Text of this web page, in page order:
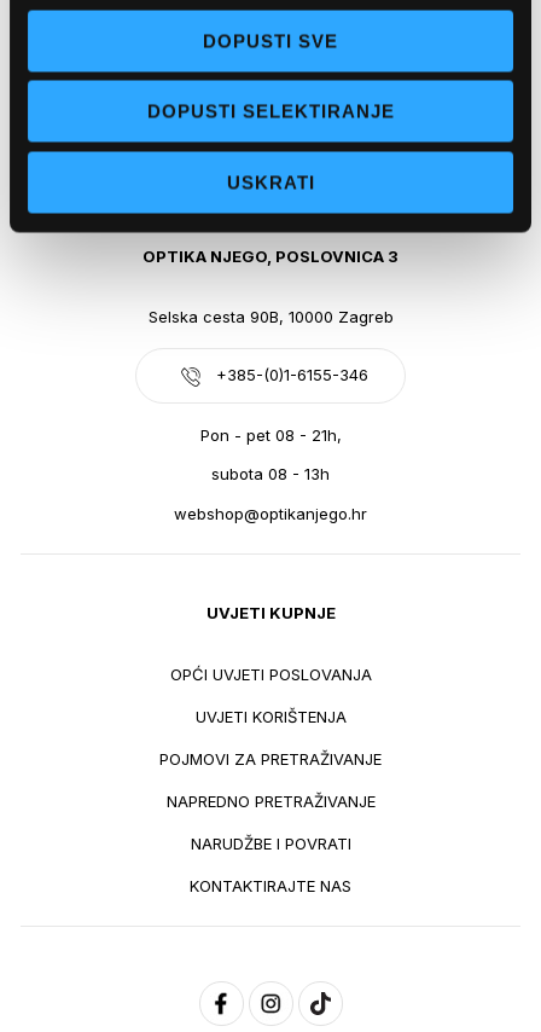
DOPUSTI SVE
DOPUSTI SELEKTIRANJE
USKRATI
Pon - pet: 07 - 21h,
Sub: 07-21h
webshop@optikanjego.hr
OPTIKA NJEGO, POSLOVNICA 3
Selska cesta 90B, 10000 Zagreb
+385-(0)1-6155-346
Pon - pet 08 - 21h,
subota 08 - 13h
webshop@optikanjego.hr
UVJETI KUPNJE
OPĆI UVJETI POSLOVANJA
UVJETI KORIŠTENJA
POJMOVI ZA PRETRAŽIVANJE
NAPREDNO PRETRAŽIVANJE
NARUDŽBE I POVRATI
KONTAKTIRAJTE NAS